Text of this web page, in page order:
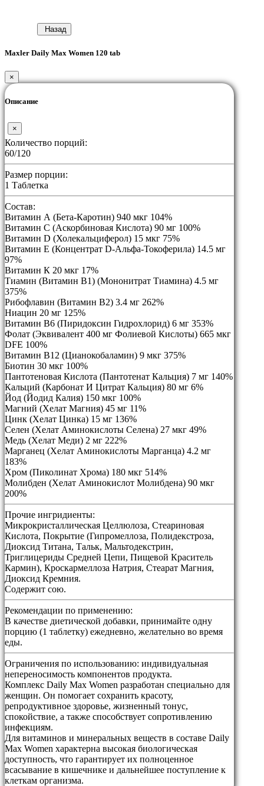
Назад
Maxler Daily Max Women 120 tab
×
Описание
×
Количество порций:
60/120
Размер порции:
1 Таблетка
Состав:
Витамин А (Бета-Каротин) 940 мкг 104%
Витамин С (Аскорбиновая Кислота) 90 мг 100%
Витамин D (Холекальциферол) 15 мкг 75%
Витамин E (Концентрат D-Альфа-Токоферила) 14.5 мг
97%
Витамин К 20 мкг 17%
Тиамин (Витамин B1) (Мононитрат Тиамина) 4.5 мг
375%
Рибофлавин (Витамин В2) 3.4 мг 262%
Ниацин 20 мг 125%
Витамин B6 (Пиридоксин Гидрохлорид) 6 мг 353%
Фолат (Эквивалент 400 мг Фолиевой Кислоты) 665 мкг
DFE 100%
Витамин B12 (Цианокобаламин) 9 мкг 375%
Биотин 30 мкг 100%
Пантотеновая Кислота (Пантотенат Кальция) 7 мг 140%
Кальций (Карбонат И Цитрат Кальция) 80 мг 6%
Йод (Йодид Калия) 150 мкг 100%
Магний (Хелат Магния) 45 мг 11%
Цинк (Хелат Цинка) 15 мг 136%
Селен (Хелат Аминокислоты Селена) 27 мкг 49%
Медь (Хелат Меди) 2 мг 222%
Марганец (Хелат Аминокислоты Марганца) 4.2 мг
183%
Хром (Пиколинат Хрома) 180 мкг 514%
Молибден (Хелат Аминокислот Молибдена) 90 мкг
200%
Прочие ингридиенты:
Микрокристаллическая Целлюлоза, Стеариновая
Кислота, Покрытие (Гипромеллоза, Полидекстроза,
Диоксид Титана, Тальк, Мальтодекстрин,
Триглицериды Средней Цепи, Пищевой Краситель
Кармин), Кроскармеллоза Натрия, Стеарат Магния,
Диоксид Кремния.
Содержит сою.
Рекомендации по применению:
В качестве диетической добавки, принимайте одну
порцию (1 таблетку) ежедневно, желательно во время
еды.
Ограничения по использованию: индивидуальная
непереносимость компонентов продукта.
Комплекс Daily Max Women разработан специально для
женщин. Он помогает сохранить красоту,
репродуктивное здоровье, жизненный тонус,
спокойствие, а также способствует сопротивлению
инфекциям.
Для витаминов и минеральных веществ в составе Daily
Max Women характерна высокая биологическая
доступность, что гарантирует их полноценное
всасывание в кишечнике и дальнейшее поступление к
клеткам организма.